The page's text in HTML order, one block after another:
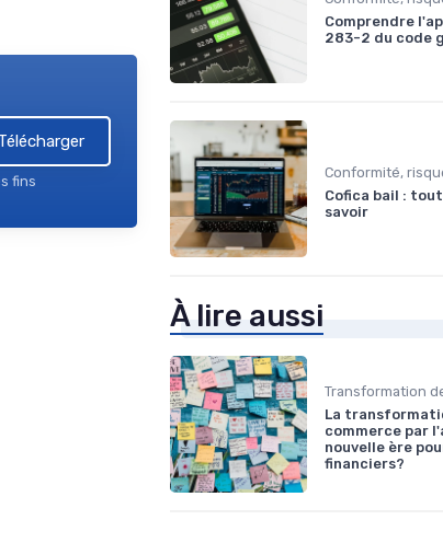
fins
Comprendre
283-2 du code
Cofica bail :
savoir
À lire aussi
La
commerce par
nouvelle ère
financiers?